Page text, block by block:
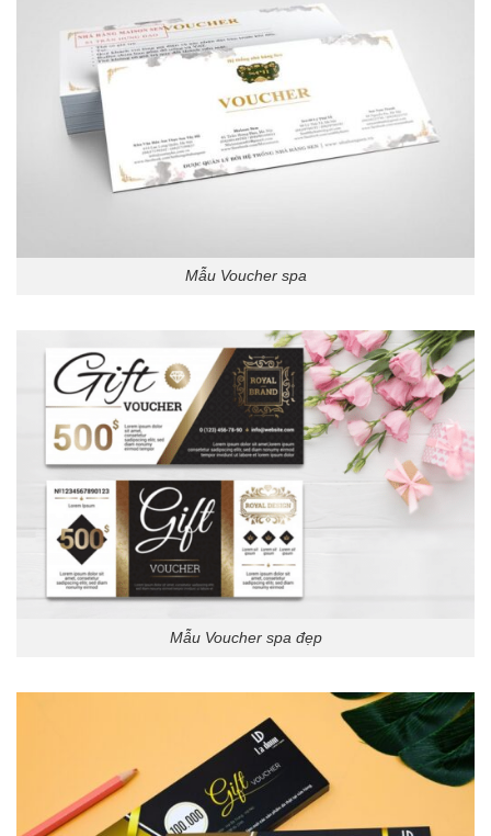
Mẫu Voucher spa
Mẫu Voucher spa đẹp